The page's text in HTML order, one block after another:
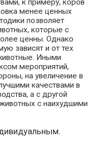
к примеру, коров
менее ценных
позволяет
которые с
ценны. Однако
зависят и от тех
Иными
мероприятий,
на увеличение в
качествами в
а с другой
с наихудшими